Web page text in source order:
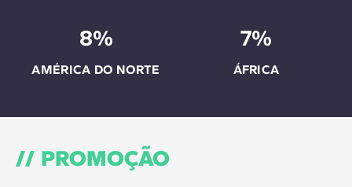
8%
AMÉRICA DO NORTE
7%
ÁFRICA
PROMOÇÃO